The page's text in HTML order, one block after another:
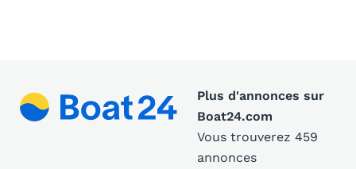
Plus d'annonces sur
Boat24.com
Vous trouverez 459
annonces